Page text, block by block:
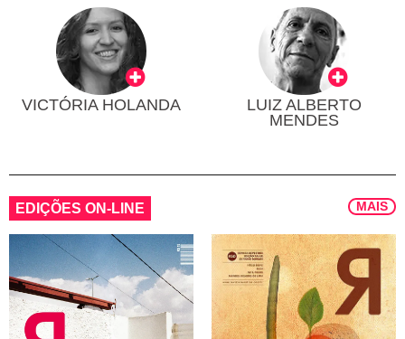
VICTÓRIA HOLANDA
LUIZ ALBERTO
MENDES
EDIÇÕES ON-LINE MAIS